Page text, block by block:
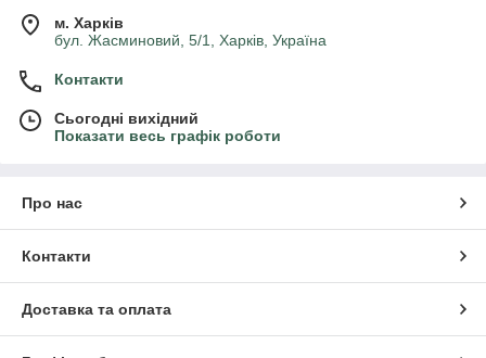
м. Харків
бул. Жасминовий, 5/1, Харків, Україна
Контакти
Сьогодні вихідний
Показати весь графік роботи
Про нас
Контакти
Доставка та оплата